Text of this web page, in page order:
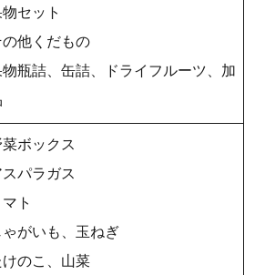
物セット
の他くだもの
物瓶詰、缶詰、ドライフルーツ、加
菜ボックス
スパラガス
ト
ゃがいも、玉ねぎ
けのこ、山菜